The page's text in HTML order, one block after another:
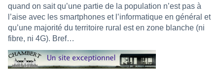
quand on sait qu’une partie de la population n’est pas à
l’aise avec les smartphones et l’informatique en général et
qu’une majorité du territoire rural est en zone blanche (ni
fibre, ni 4G). Bref…